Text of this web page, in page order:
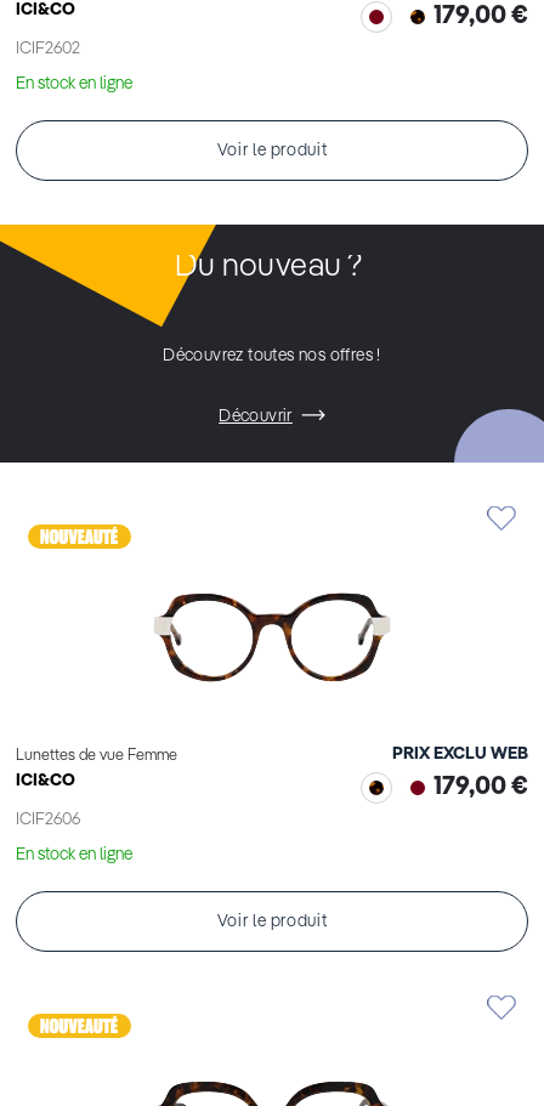
ICI&CO
ICIF2602
179,00 €
En stock en ligne
Voir le produit
Du nouveau ?
Découvrez toutes nos offres !
Découvrir
Lunettes de vue Femme
ICI&CO
ICIF2606
PRIX EXCLU WEB
179,00 €
En stock en ligne
Voir le produit